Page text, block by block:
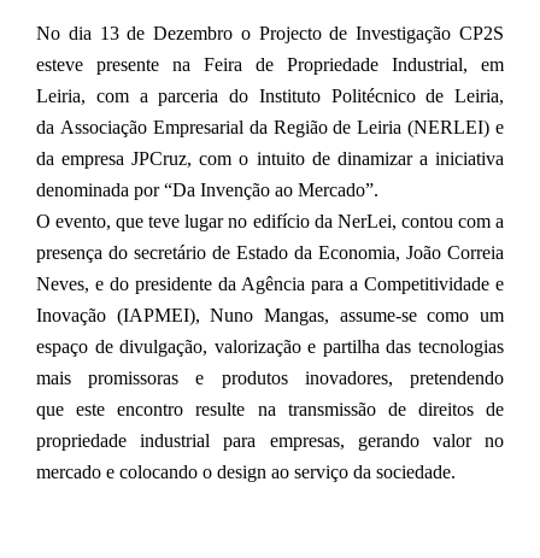
No dia 13 de Dezembro oProjecto de Investigação CP2S
esteve presente na Feira de Propriedade Industrial, em
Leiria, com a parceria do Instituto Politécnico de Leiria,
da Associação Empresarial da Região de Leiria (NERLEI) e
da empresa JPCruz, com o intuito de dinamizar a iniciativa
denominada por“Da Invenção ao Mercado”.
O evento, que teve lugarno edifício da NerLei, contou com a
presença do secretário de Estado da Economia, João Correia
Neves, e do presidente da Agência para a Competitividade e
Inovação (IAPMEI), Nuno Mangas, assume-se como um
espaço de divulgação, valorização e partilha das tecnologias
mais promissoras e produtos inovadores, pretendendo
que este encontro resulte na transmissão de direitos de
propriedade industrial para empresas, gerando valor no
mercado e colocando o design ao serviço da sociedade.